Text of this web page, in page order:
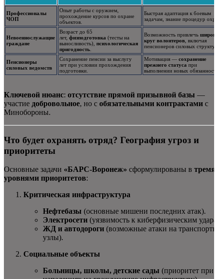
Профессионалы
ЧОП
Опыт работы с оружием,
прохождение курсов по охране
объектов.
Быстрая адаптация к боевым
задачам, знание процедур
Невоеннослужащие
граждане
Возраст до 65
лет, физподготовка (тесты на
выносливость), психологическая
пригодность
Возможность привлечь
круг волонтеров , включая
пенсионеров силовых
Пенсионеры
силовых ведомств
Сохранение пенсии за выслугу
лет при условии прохождения
подготовки.
Мотивация — сохранение
прежнего статуса при
выполнении новых
Ключевой нюанс: отсутствие прямой призывной базы —
участие добровольное, но с обязательными контрактами с
Минобороны.
Что будет охранять отряд? География угроз и
приоритеты
Основные задачи «БАРС-Воронеж» сформулированы в тремя
уровнями приоритетов:
Критическая инфраструктура
Нефтебазы (основные мишени последних атак).
Электросети (уязвимость к киберфизическим
ЖД и автодороги (возможные атаки на
узлы).
Социальные объекты
Больницы, школы, детские сады (приоритет при